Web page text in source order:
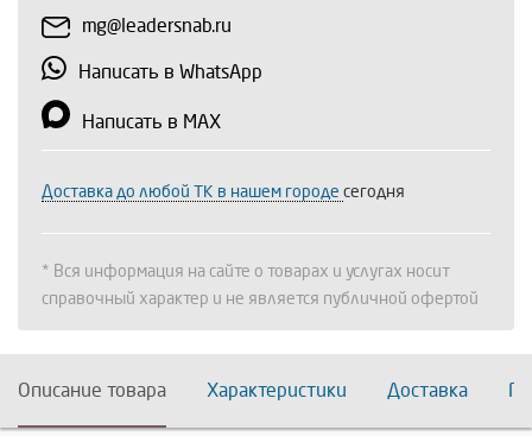
mg@leadersnab.ru
Написать в WhatsApp
Написать в MAX
Доставка до любой ТК в нашем городе сегодня
* Вся информация на сайте о товарах и услугах носит
справочный характер и не является публичной офертой
Описание товара Характеристики Доставка